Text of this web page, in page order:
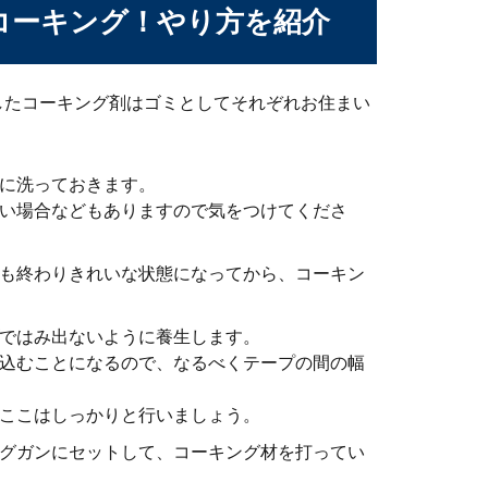
るときがありませんか？それほど混んでいるわけではないの
の選び方と焼き肉の時の準備や対策
キング！やり方を紹介
コーキング剤はゴミとしてそれぞれお住まい
洗っておきます。
場合などもありますので気をつけてくださ
終わりきれいな状態になってから、コーキン
はみ出ないように養生します。
むことになるので、なるべくテープの間の幅
こはしっかりと行いましょう。
ガンにセットして、コーキング材を打ってい